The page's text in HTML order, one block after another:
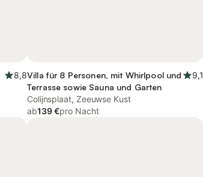
8,8Villa für 8 Personen, mit Whirlpool und
Terrasse sowie Sauna und Garten
9,1
Colijnsplaat, Zeeuwse Kust
ab139 €pro Nacht